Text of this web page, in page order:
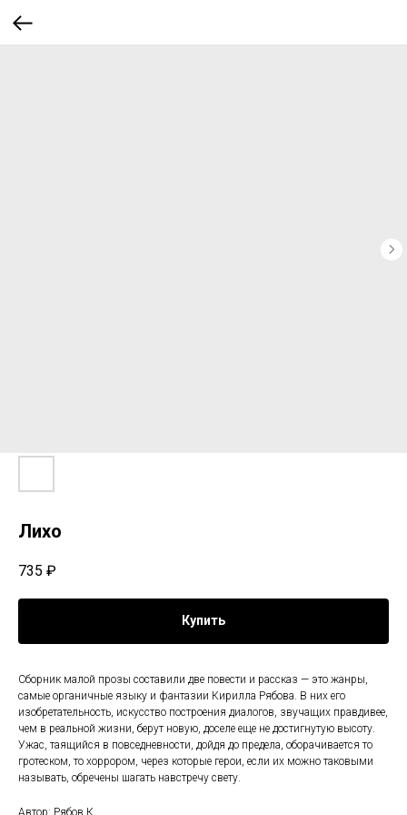
Лихо
735 ₽
Купить
Сборник малой прозы составили две повести и рассказ — это жанры,
самые органичные языку и фантазии Кирилла Рябова. В них его
изобретательность, искусство построения диалогов, звучащих правдивее,
чем в реальной жизни, берут новую, доселе еще не достигнутую высоту.
Ужас, таящийся в повседневности, дойдя до предела, оборачивается то
гротеском, то хоррором, через которые герои, если их можно таковыми
называть, обречены шагать навстречу свету.
Автор: Рябов К.